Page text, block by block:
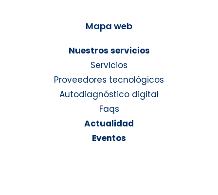
Mapa web
Nuestros servicios
Servicios
Proveedores tecnológicos
Autodiagnóstico digital
Faqs
Actualidad
Eventos